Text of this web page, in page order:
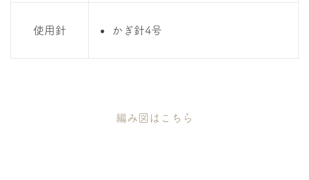
使用針 かぎ針4号
編み図はこちら